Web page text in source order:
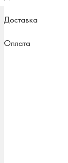
Доставка
Оплата